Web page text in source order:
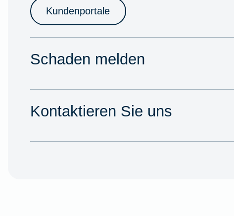
Kundenportale
Schaden melden
Kontaktieren Sie uns